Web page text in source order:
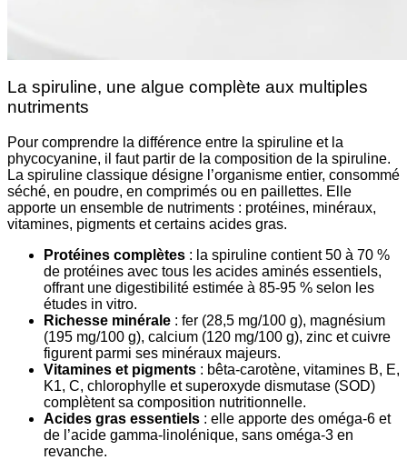
La spiruline, une algue complète aux multiples
nutriments
Pour comprendre la différence entre la spiruline et la
phycocyanine, il faut partir de la composition de la spiruline.
La spiruline classique désigne l’organisme entier, consommé
séché, en poudre, en comprimés ou en paillettes. Elle
apporte un ensemble de nutriments : protéines, minéraux,
vitamines, pigments et certains acides gras.
Protéines complètes : la spiruline contient 50 à 70 %
de protéines avec tous les acides aminés essentiels,
offrant une digestibilité estimée à 85-95 % selon les
études in vitro.
Richesse minérale : fer (28,5 mg/100 g), magnésium
(195 mg/100 g), calcium (120 mg/100 g), zinc et cuivre
figurent parmi ses minéraux majeurs.
Vitamines et pigments : bêta-carotène, vitamines B, E,
K1, C, chlorophylle et superoxyde dismutase (SOD)
complètent sa composition nutritionnelle.
Acides gras essentiels : elle apporte des oméga-6 et
de l’acide gamma-linolénique, sans oméga-3 en
revanche.